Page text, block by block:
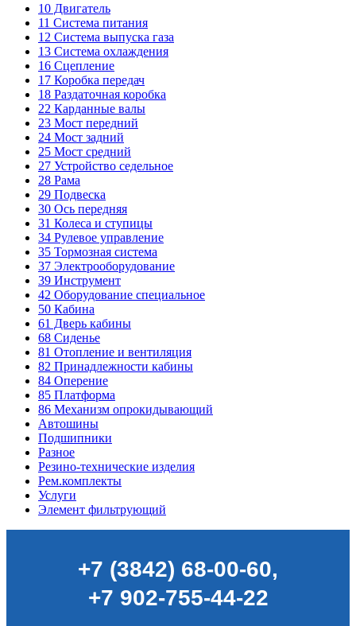
10 Двигатель
11 Система питания
12 Система выпуска газа
13 Система охлаждения
16 Сцепление
17 Коробка передач
18 Раздаточная коробка
22 Карданные валы
23 Мост передний
24 Мост задний
25 Мост средний
27 Устройство седельное
28 Рама
29 Подвеска
30 Ось передняя
31 Колеса и ступицы
34 Рулевое управление
35 Тормозная система
37 Электрооборудование
39 Инструмент
42 Оборудование специальное
50 Кабина
61 Дверь кабины
68 Сиденье
81 Отопление и вентиляция
82 Принадлежности кабины
84 Оперение
85 Платформа
86 Механизм опрокидывающий
Автошины
Подшипники
Разное
Резино-технические изделия
Рем.комплекты
Услуги
Элемент фильтрующий
+7 (3842) 68-00-60,
+7 902-755-44-22